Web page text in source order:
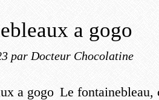
a gogo
par Docteur Chocolatine
Le fontainebleau,